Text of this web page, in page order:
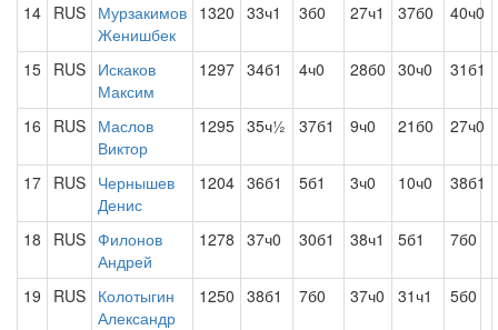
14 RUS Мурзакимов
Женишбек
1320 33ч1 3б0 27ч1 37б0 40ч0
15 RUS Искаков
Максим
1297 34б1 4ч0 28б0 30ч0 31б1
16 RUS Маслов
Виктор
1295 35ч½ 37б1 9ч0 21б0 27ч0
17 RUS Чернышев
Денис
1204 36б1 5б1 3ч0 10ч0 38б1
18 RUS Филонов
Андрей
1278 37ч0 30б1 38ч1 5б1 7б0
19 RUS Колотыгин
Александр
1250 38б1 7б0 37ч0 31ч1 5б0